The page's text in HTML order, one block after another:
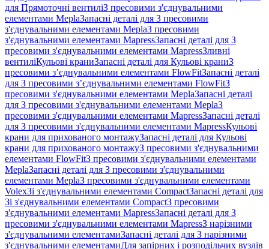
для Прямоточні вентиліЗ пресовими з'єднувальними
елементами MeplaЗапасні деталі для З пресовими
з'єднувальними елементами MeplaЗ пресовими
з'єднувальними елементами MapressЗапасні деталі для З
пресовими з'єднувальними елементами MapressЗливні
вентиліКульові краниЗапасні деталі для Кульові краниЗ
пресовими з’єднувальними елементами FlowFitЗапасні деталі
для З пресовими з’єднувальними елементами FlowFitЗ
пресовими з'єднувальними елементами MeplaЗапасні деталі
для З пресовими з'єднувальними елементами MeplaЗ
пресовими з'єднувальними елементами MapressЗапасні деталі
для З пресовими з'єднувальними елементами MapressКульові
крани для прихованого монтажуЗапасні деталі для Кульові
крани для прихованого монтажуЗ пресовими з'єднувальними
елементами FlowFitЗ пресовими з'єднувальними елементами
MeplaЗапасні деталі для З пресовими з'єднувальними
елементами MeplaЗ пресовими з'єднувальними елементами
VolexЗі з'єднувальними елементами CompactЗапасні деталі для
Зі з'єднувальними елементами CompactЗ пресовими
з'єднувальними елементами MapressЗапасні деталі для З
пресовими з'єднувальними елементами MapressЗ нарізними
з'єднувальними елементамиЗапасні деталі для З нарізними
з'єднувальними елементамиДля запірних і розподільчих вузлів